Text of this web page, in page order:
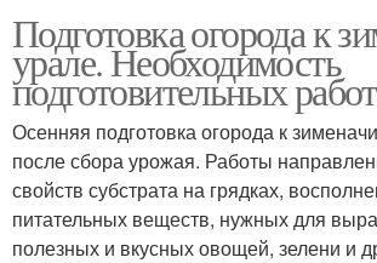
Подготовка огорода к
урале. Необходимость
подготовительных работ
Осенняя подготовка огорода к
после сбора урожая. Работы
свойств субстрата на грядках,
питательных веществ, нужных для
полезных и вкусных овощей, зелени и